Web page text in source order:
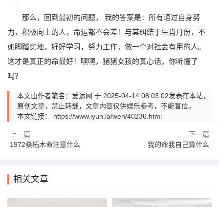
那么，回到最初的问题， 我的答案是：所有通过自身努
力，积极向上的人，命运都不会差！与其纠结于生肖月份，不
如脚踏实地，好好学习，努力工作，做一个对社会有用的人。
这才是真正的命最好！嘿嘿，猪猪女孩的真心话，你听懂了
吗？
本文由作者笔名：爱运网 于 2025-04-14 08:03:02发表在本站，
原创文章，禁止转载，文章内容仅供娱乐参考，不能盲信。
本文链接： https://www.iyun.la/wen/40236.html
上一篇
1972桑柘木命注意什么
下一篇
我的命我自己算什么
相关文章